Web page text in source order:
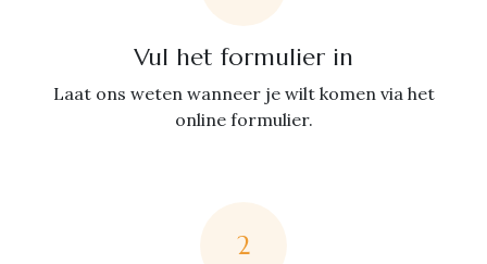
Vul het formulier in
Laat ons weten wanneer je wilt komen via het
online formulier.
2